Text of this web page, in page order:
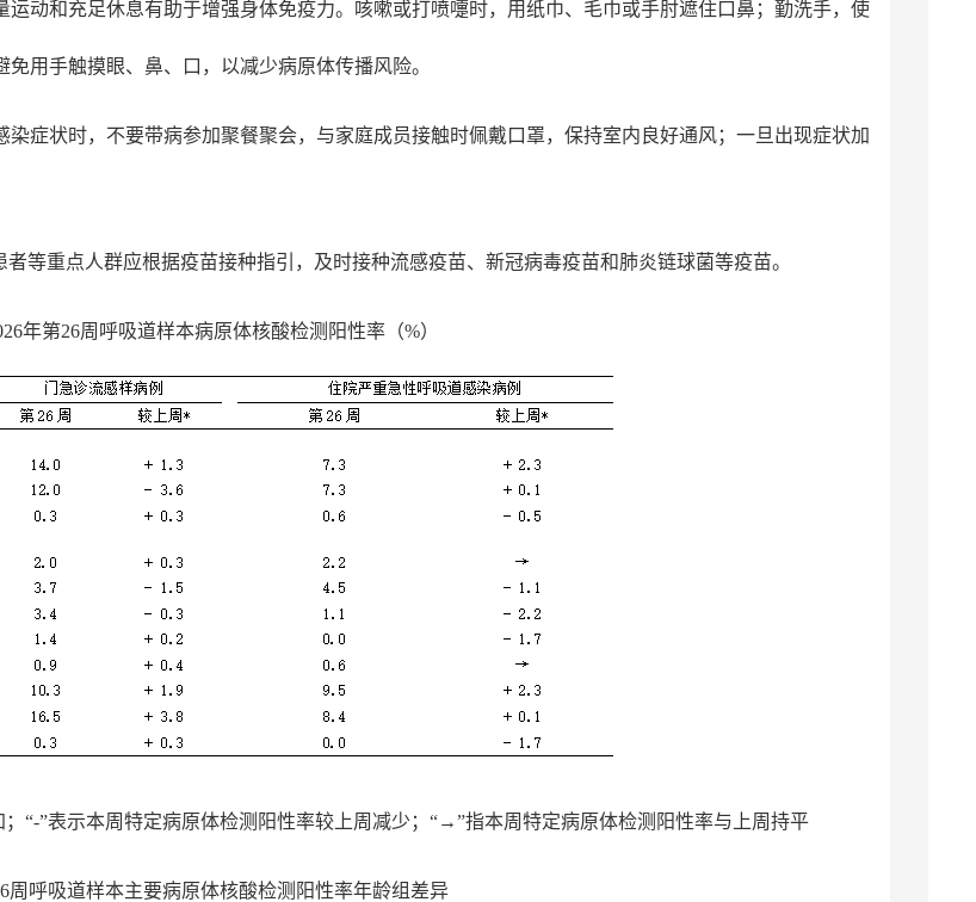
运动和充足休息有助于增强身体免疫力。咳嗽或打喷嚏时，用纸巾、毛巾或手肘遮住口鼻；勤洗手，使
用手触摸眼、鼻、口，以减少病原体传播风险。
染症状时，不要带病参加聚餐聚会，与家庭成员接触时佩戴口罩，保持室内良好通风；一旦出现症状加
等重点人群应根据疫苗接种指引，及时接种流感疫苗、新冠病毒疫苗和肺炎链球菌等疫苗。
年第26周呼吸道样本病原体核酸检测阳性率（%）
“-”表示本周特定病原体检测阳性率较上周减少；“→”指本周特定病原体检测阳性率与上周持平
周呼吸道样本主要病原体核酸检测阳性率年龄组差异